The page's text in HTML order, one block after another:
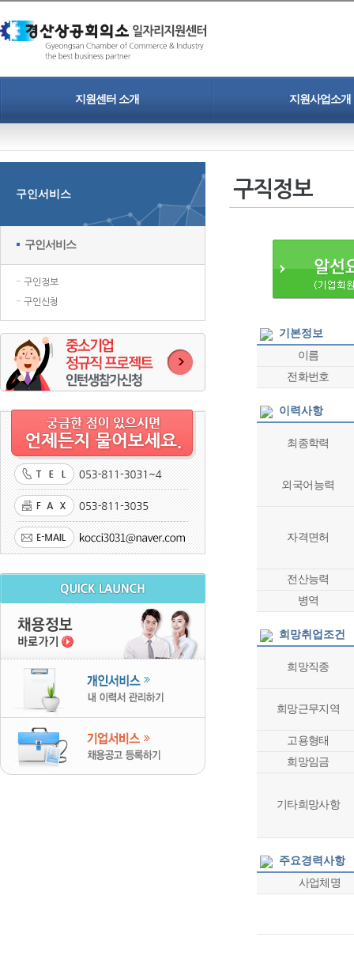
지원센터 소개 지원사업소개
찾아오시는길 인력채용 홍보지원
구인서비스
구인서비스
구인정보
구인신청
구직정보
기본정보
이름
전화번호
이력사항
최종학력
외국어능력
자격면허
전산능력
병역
희망취업조건
희망직종
희망근무지역
고용형태
희망임금
기타희망사항
주요경력사항
사업체명